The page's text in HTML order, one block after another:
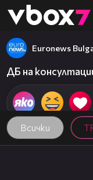
👾
Всички
Euronews
ДБ на
11:23